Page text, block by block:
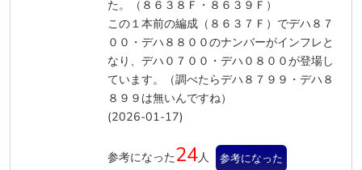
た。（８６３８Ｆ・８６３９Ｆ）
この１本前の編成（８６３７Ｆ）でデハ８７
００・デハ８８００のナンバーがインフレと
なり、デハ０７００・デハ０８００が登場し
ています。（調べたらデハ８７９９・デハ８
８９９は無いんですね）
(2026-01-17)
参考になった24人 参考になった